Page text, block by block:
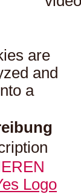
are
and
a